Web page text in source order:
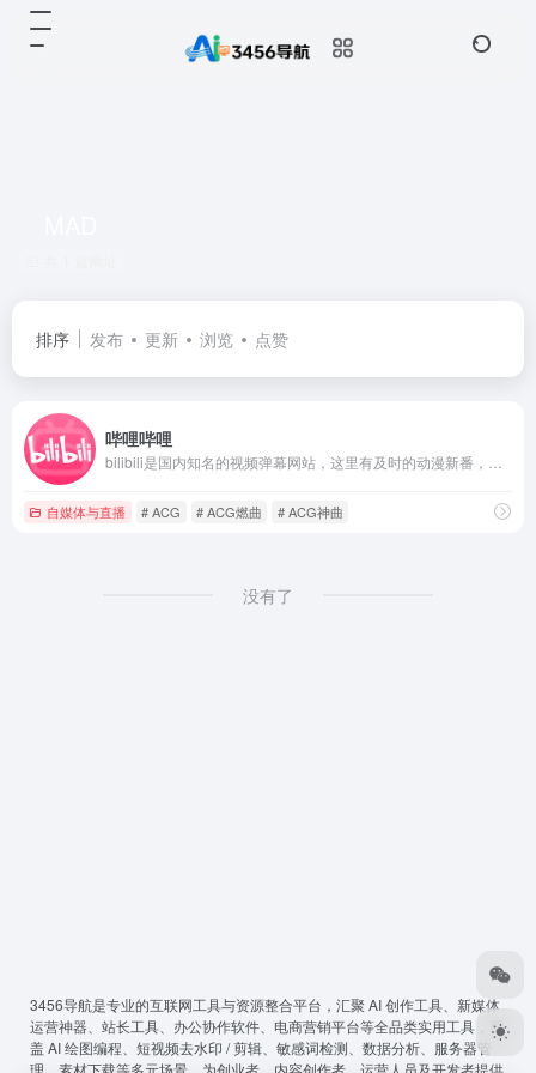
排序 发布 更新 浏览 点赞
哔哩哔哩
自媒体与直播 # ACG # ACG燃曲 # ACG神曲
没有了
3456导航是专业的互联网工具与资源整合平台，汇聚 AI 创作工具、新媒体
运营神器、站长工具、办公协作软件、电商营销平台等全品类实用工具，覆
盖 AI 绘图编程、短视频去水印 / 剪辑、敏感词检测、数据分析、服务器管
理、素材下载等多元场景，为创业者、内容创作者、运营人员及开发者提供